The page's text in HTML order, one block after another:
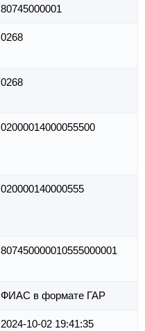
80745000001
0268
0268
02000014000055500
020000140000555
807450000010555000001
ФИАС в формате ГАР
2024-10-02 19:41:35